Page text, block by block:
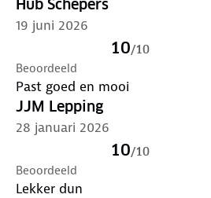
Hub Schepers
19 juni 2026
10/10
Beoordeeld
Past goed en mooi
JJM Lepping
28 januari 2026
10/10
Beoordeeld
Lekker dun